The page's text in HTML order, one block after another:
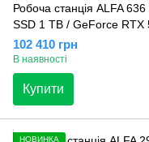
Робоча станція ALFA
SSD 1 TB / GeForce RTX
102 410 грн
В наявності
Купити
НОВИНКА